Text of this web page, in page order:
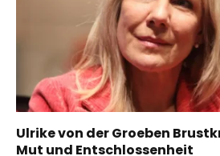
Ulrike von der Groeben
Mut und Entschlossenheit